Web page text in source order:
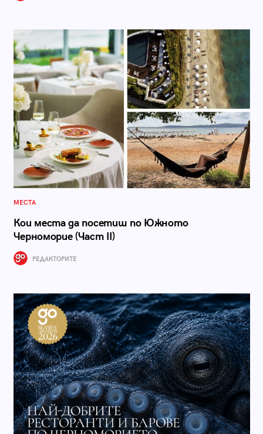
МЕСТА
Кои места да посетиш по Южното
Черноморие (Част II)
РЕДАКТОРИТЕ